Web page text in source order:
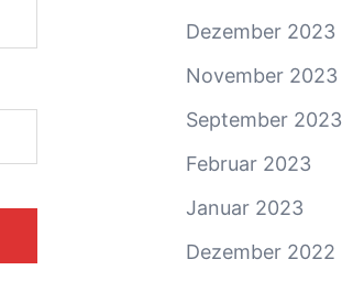
Dezember 2023
November 2023
September 2023
Februar 2023
Januar 2023
Dezember 2022